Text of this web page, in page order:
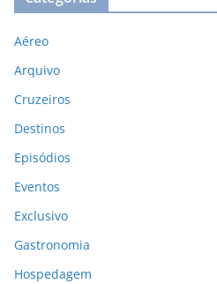
Aéreo
Arquivo
Cruzeiros
Destinos
Episódios
Eventos
Exclusivo
Gastronomia
Hospedagem